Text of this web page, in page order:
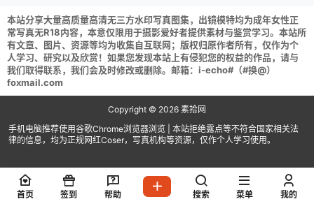
本站分享大量高质量高清无三方水印写真图集，出镜模特均为成年女性正
常写真无R18内容，本意仅限用于摄影爱好者提供素材与鉴赏学习。本站所
有文章、图片、资源等均为收集自互联网；版权归原作者所有，仅作为个
人学习、研究以及欣赏！如果您发现本站上有侵犯您的权益的作品，请与
我们取得联系，我们会及时修改或删除。邮箱：i-echo#（#换@）
foxmail.com
Copyright © 2026 素拾网
手机电脑推荐使用谷歌Chrome浏览器浏览 | 本站拒绝露点等不符合国家相关法
律的信息，均为正规网红Coser，写真机构等资源，仅作个人学习使用。
首页 签到 帮助 搜索 菜单 我的